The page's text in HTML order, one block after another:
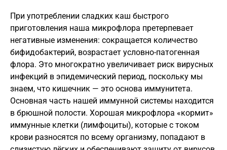
При употреблении сладких каш быстрого
приготовления наша микрофлора претерпевает
негативные изменения: сокращается количество
бифидобактерий, возрастает условно-патогенная
флора. Это многократно увеличивает риск вирусных
инфекций в эпидемический период, поскольку мы
знаем, что кишечник — это основа иммунитета.
Основная часть нашей иммунной системы находится
в брюшной полости. Хорошая микрофлора «кормит»
иммунные клетки (лимфоциты), которые с током
крови разносятся по всему организму, попадают в